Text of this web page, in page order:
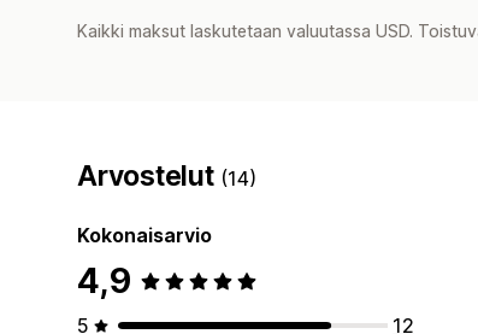
Kaikki maksut laskutetaan valuutassa USD.
Arvostelut (14)
Kokonaisarvio
4,9
5
12